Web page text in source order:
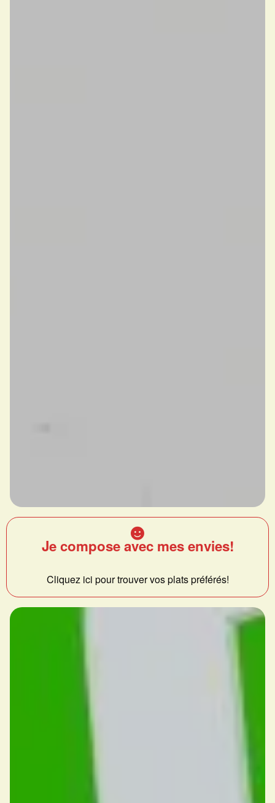
Je compose avec mes envies!
Cliquez ici pour trouver vos plats préférés!